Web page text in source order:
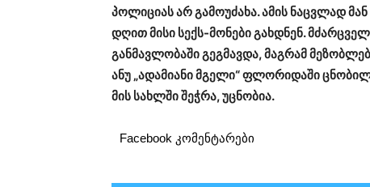
პოლიციას არ გამოუძახა. ამის ნაცვლად
დღით მისი სექს-მონები გახდნენ.
განმავლობაში გეგმავდა, მაგრამ
ანუ „ადამიანი მგელი“ ფლორიდაში
მის სახლში შეჭრა, უცნობია.
Facebook კომენტარები